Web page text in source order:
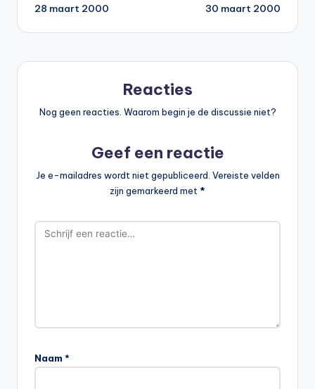
navigatie
28 maart 2000 30 maart 2000
Reacties
Nog geen reacties. Waarom begin je de discussie niet?
Geef een reactie
Je e-mailadres wordt niet gepubliceerd. Vereiste velden
zijn gemarkeerd met *
Naam *